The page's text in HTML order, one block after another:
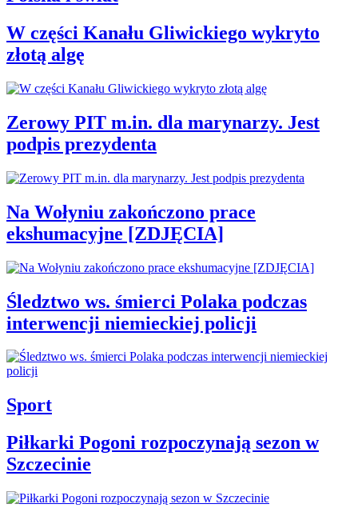
W części Kanału Gliwickiego wykryto
złotą algę
Zerowy PIT m.in. dla marynarzy. Jest
podpis prezydenta
Na Wołyniu zakończono prace
ekshumacyjne [ZDJĘCIA]
Śledztwo ws. śmierci Polaka podczas
interwencji niemieckiej policji
Sport
Piłkarki Pogoni rozpoczynają sezon w
Szczecinie